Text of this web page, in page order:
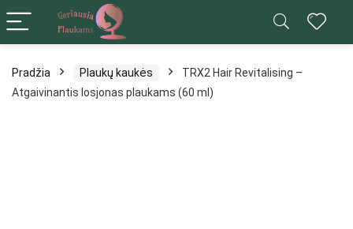
Pradžia Plaukų kaukės
TRX2 Hair Revitalising –
Atgaivinantis losjonas plaukams (60 ml)